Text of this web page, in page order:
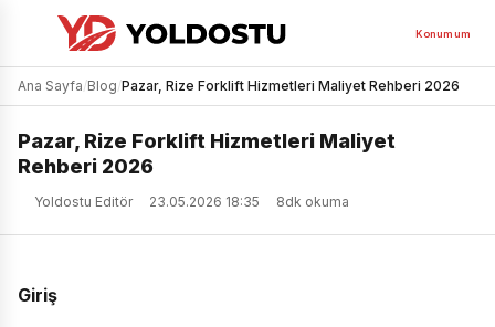
Konumum
Ana Sayfa/Blog/Pazar, Rize Forklift Hizmetleri Maliyet Rehberi 2026
Pazar, Rize Forklift Hizmetleri Maliyet
Rehberi 2026
Yoldostu Editör 23.05.2026 18:35 8dk okuma
Giriş